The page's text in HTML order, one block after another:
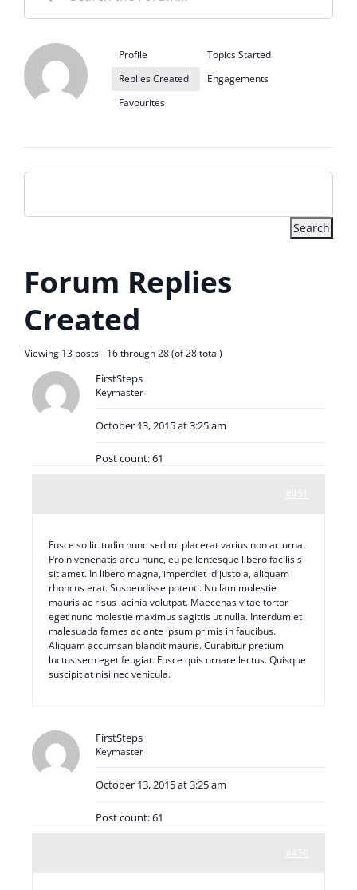
Profile
Topics Started
Replies Created
Engagements
Favourites
Forum Replies
Created
Viewing 13 posts - 16 through 28 (of 28 total)
FirstSteps
Keymaster
October 13, 2015 at 3:25 am
Post count: 61
Fusce sollicitudin nunc sed mi placerat varius non ac urna.
Proin venenatis arcu nunc, eu pellentesque libero facilisis
sit amet. In libero magna, imperdiet id justo a, aliquam
rhoncus erat. Suspendisse potenti. Nullam molestie
mauris ac risus lacinia volutpat. Maecenas vitae tortor
eget nunc molestie maximus sagittis ut nulla. Interdum et
malesuada fames ac ante ipsum primis in faucibus.
Aliquam accumsan blandit mauris. Curabitur pretium
luctus sem eget feugiat. Fusce quis ornare lectus. Quisque
suscipit at nisi nec vehicula.
FirstSteps
Keymaster
October 13, 2015 at 3:25 am
Post count: 61